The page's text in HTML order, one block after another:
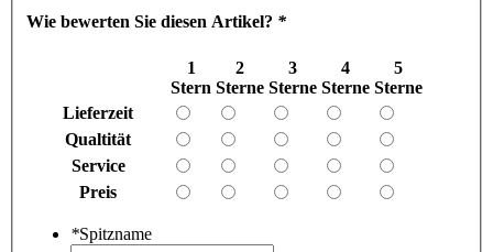
Wie bewerten Sie diesen Artikel? *
1
Stern
2
Sterne
3
Sterne
4
Sterne
5
Sterne
Lieferzeit
Qualtität
Service
Preis
*Spitzname